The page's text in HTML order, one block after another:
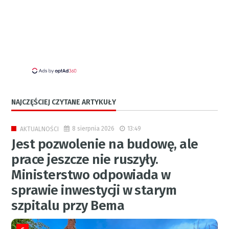
NAJCZĘŚCIEJ CZYTANE ARTYKUŁY
AKTUALNOŚCI 8 sierpnia 2026 13:49
Jest pozwolenie na budowę, ale
prace jeszcze nie ruszyły.
Ministerstwo odpowiada w
sprawie inwestycji w starym
szpitalu przy Bema